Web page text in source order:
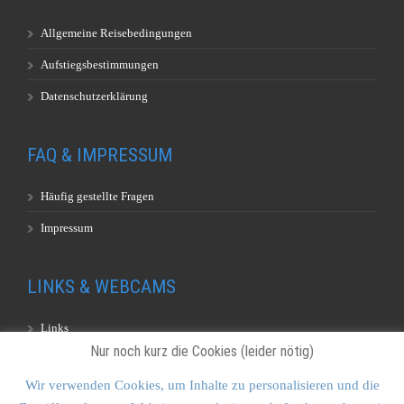
Allgemeine Reisebedingungen
Aufstiegsbestimmungen
Datenschutzerklärung
FAQ & IMPRESSUM
Häufig gestellte Fragen
Impressum
LINKS & WEBCAMS
Links
Nur noch kurz die Cookies (leider nötig)
Wir verwenden Cookies, um Inhalte zu personalisieren und die